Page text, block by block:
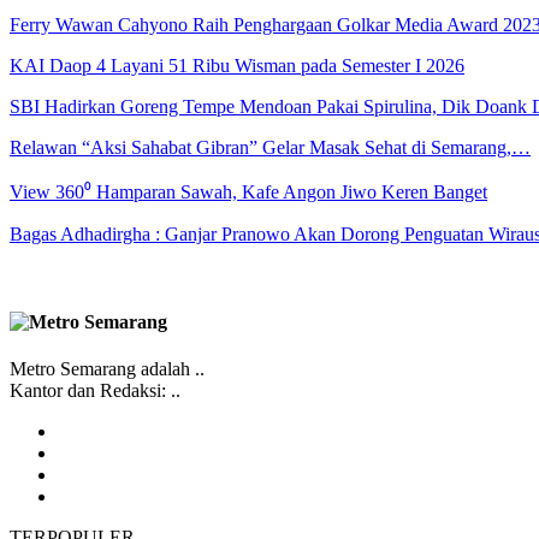
Ferry Wawan Cahyono Raih Penghargaan Golkar Media Award
KAI Daop 4 Layani 51 Ribu Wisman pada Semester I 2026
SBI Hadirkan Goreng Tempe Mendoan Pakai Spirulina, Dik Doank
Relawan “Aksi Sahabat Gibran” Gelar Masak Sehat di Semarang,…
View 360⁰ Hamparan Sawah, Kafe Angon Jiwo Keren Banget
Bagas Adhadirgha : Ganjar Pranowo Akan Dorong Penguatan
Metro Semarang adalah ..
Kantor dan Redaksi: ..